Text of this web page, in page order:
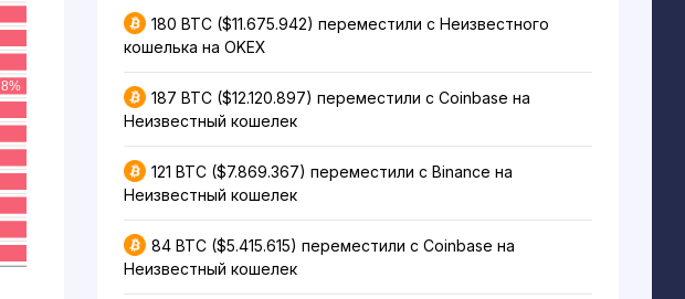
8%
180 BTC ($11.675.942) переместили с Неизвестного
кошелька на OKEX
187 BTC ($12.120.897) переместили с Coinbase на
Неизвестный кошелек
121 BTC ($7.869.367) переместили с Binance на
Неизвестный кошелек
84 BTC ($5.415.615) переместили с Coinbase на
Неизвестный кошелек